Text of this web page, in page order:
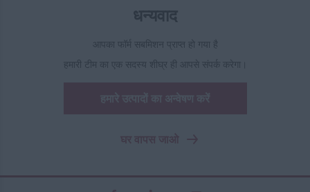
धन्यवाद
आपका फॉर्म सबमिशन प्राप्त हो गया है
हमारी टीम का एक सदस्य शीघ्र ही आपसे संपर्क करेगा।